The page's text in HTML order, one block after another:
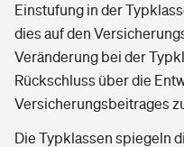
Einstufung in der
dies auf den
Veränderung bei der
Rückschluss über die
Versicherungsbeitrages
Die Typklassen spiegeln